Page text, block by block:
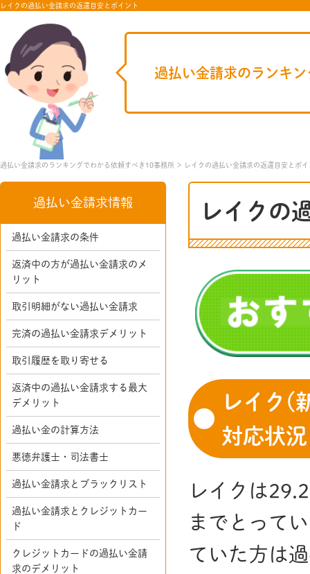
レイクの過払い金請求の返還目安とポイント
過払い金請求のランキ
過払い金請求のランキングでわかる依頼すべき10事務所 レイクの過払い金請求の返還目安とポイ
レイクの
レイク(
対応状況
レイクは
までとって
ていた方は
過払い金請求情報
過払い金請求の条件
返済中の方が過払い金請求のメ
リット
取引明細がない過払い金請求
完済の過払い金請求デメリット
取引履歴を取り寄せる
返済中の過払い金請求する最大
デメリット
過払い金の計算方法
悪徳弁護士・司法書士
過払い金請求とブラックリスト
過払い金請求とクレジットカー
ド
クレジットカードの過払い金請
求のデメリット